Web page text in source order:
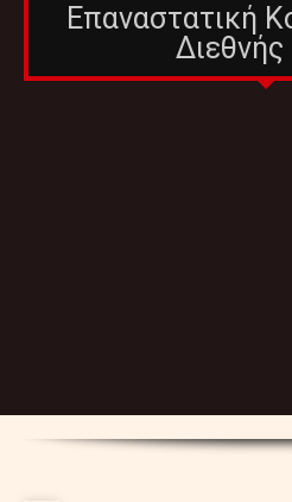
Επαναστατική
Διεθνής